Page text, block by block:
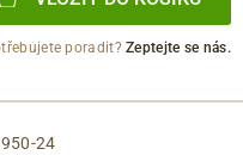
poradit?Zeptejte se nás.
24